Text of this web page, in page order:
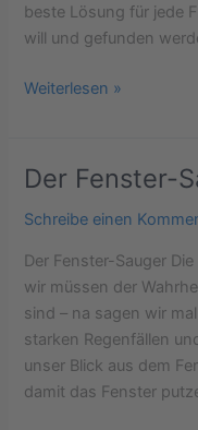
beste Lösung für jede
will und gefunden
Weiterlesen »
Der Fenster-
Schreibe einen
Der Fenster-Sauger
wir müssen der
sind – na sagen wir
starken Regenfällen
unser Blick aus dem
damit das Fenster
Der
Sauger